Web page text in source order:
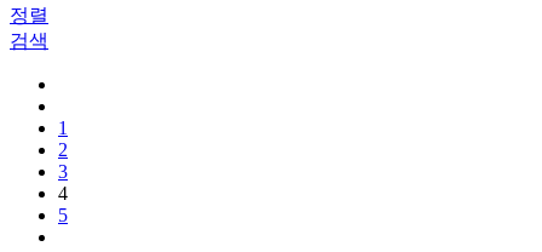
정렬
검색
1
2
3
4
5